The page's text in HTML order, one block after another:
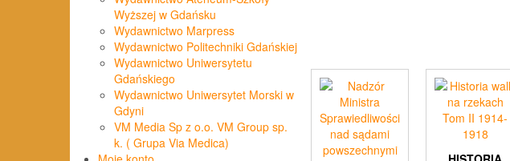
Wyższej w Gdańsku
Wydawnictwo Marpress
Wydawnictwo Politechniki Gdańskiej
Wydawnictwo Uniwersytetu
Gdańskiego
Wydawnictwo Uniwersytet Morski w
Gdyni
VM Media Sp z o.o. VM Group sp.
k. ( Grupa Via Medica)